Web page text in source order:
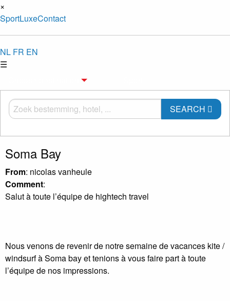
×
SportLuxeContact
NL FR EN
☰
SEARCH
Soma Bay
From: nicolas vanheule
Comment:
Salut à toute l’équipe de hightech travel
Nous venons de revenir de notre semaine de vacances kite /
windsurf à Soma bay et tenions à vous faire part à toute
l’équipe de nos impressions.